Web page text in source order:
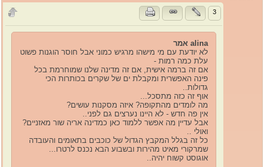
3
alina אמר
לא יודעת עם מי מישהו מרגיש כמוני אבל חוסר הוגנות פשוט
עלת כמה רמות -
אם זה ברמה אישית, אם זה מדינה שלנו שמוחרמת בכל
פינה האפשרית ומקבלת ים של שקרים בכותרות הכי
גדולות..
אוף זה כזה מתסכל...
מה לומדים מהתקופה? איזה מסקנות עושים?
אין פה חדש - לא היינו נערצים גם לפני..
אבל עדיין מה אפשר ללמוד כאן כמדינה אריה שור מאזניים?
ואולי ..
כל זה בגלל המקבץ הגדול של כוכבים בתאומים והעובדה
שמרקורי מאיט מהירות ובשבוע הבא נכנס לרטרו...
אוגוסט קשוח יהיה..